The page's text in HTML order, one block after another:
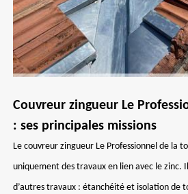
Couvreur zingueur Le
: ses principales missions
Le couvreur zingueur Le Professionnel de la
uniquement des travaux en lien avec le zinc.
d’autres travaux : étanchéité et isolation de